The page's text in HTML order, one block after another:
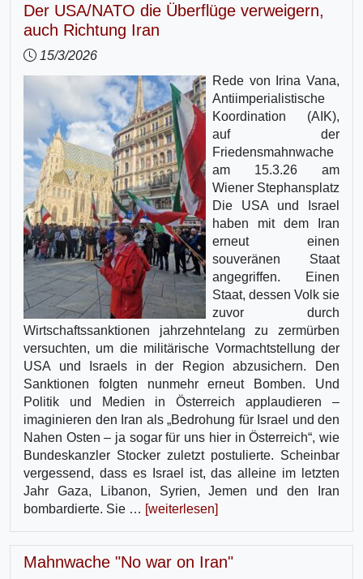
Der USA/NATO die Überflüge verweigern,
auch Richtung Iran
15/3/2026
Rede von Irina Vana,
Antiimperialistische
Koordination (AIK),
auf der
Friedensmahnwache
am 15.3.26 am
Wiener Stephansplatz
Die USA und Israel
haben mit dem Iran
erneut einen
souveränen Staat
angegriffen. Einen
Staat, dessen Volk sie
zuvor durch
Wirtschaftssanktionen jahrzehntelang zu zermürben
versuchten, um die militärische Vormachtstellung der
USA und Israels in der Region abzusichern. Den
Sanktionen folgten nunmehr erneut Bomben. Und
Politik und Medien in Österreich applaudieren –
imaginieren den Iran als „Bedrohung für Israel und den
Nahen Osten – ja sogar für uns hier in Österreich“, wie
Bundeskanzler Stocker zuletzt postulierte. Scheinbar
vergessend, dass es Israel ist, das alleine im letzten
Jahr Gaza, Libanon, Syrien, Jemen und den Iran
bombardierte. Sie … [weiterlesen]
Mahnwache "No war on Iran"